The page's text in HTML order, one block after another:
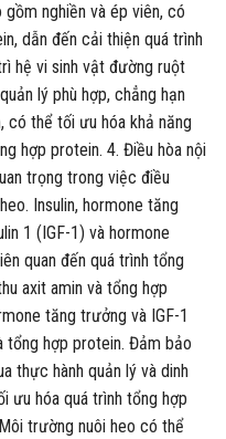
nghiền và ép viên, có
dẫn đến cải thiện quá trình
hệ vi sinh vật đường ruột
lý phù hợp, chẳng hạn
có thể tối ưu hóa khả năng
hợp protein. 4. Điều hòa nội
trọng trong việc điều
Insulin, hormone tăng
1 (IGF-1) và hormone
quan đến quá trình tổng
axit amin và tổng hợp
tăng trưởng và IGF-1
hợp protein. Đảm bảo
thực hành quản lý và dinh
ưu hóa quá trình tổng hợp
trường nuôi heo có thể